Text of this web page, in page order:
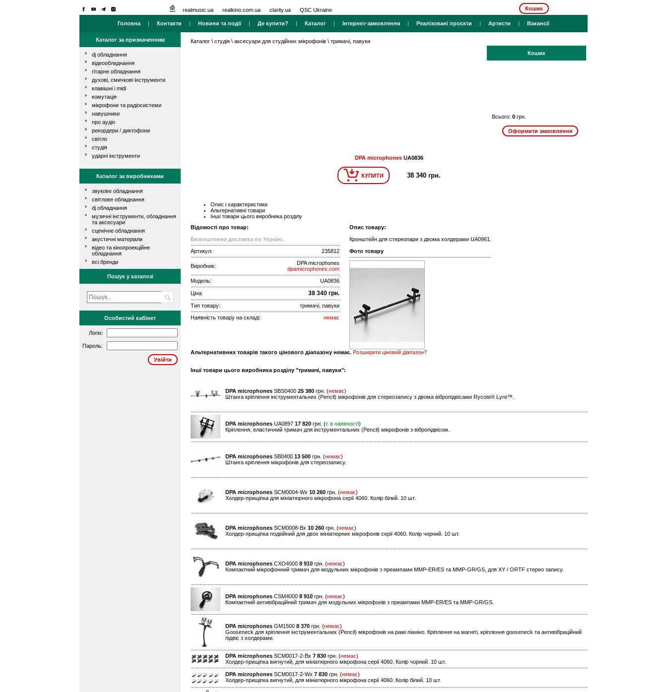
realmusic.ua realkino.com.ua clarity.ua QSC Ukraine Кошик
Головна | Контакти | Новини та події| Де купити? | Каталог | Інтернет-замовлення | Реалізовані проєкти | Артисти | Вакансії
Каталог за призначенням
dj обладнання
відеообладнання
гітарне обладнання
духові, смичкові інструменти
клавішні і midi
комутація
мікрофони та радіосистеми
навушники
про аудіо
рекордери / диктофони
світло
студія
ударні інструменти
Каталог за виробниками
звукове обладнання
світлове обладнання
dj обладнання
музичні інструменти, обладнання
та аксесуари
сценічне обладнання
акустичні матеріали
відео та кінопроекційне
обладнання
всі бренди
Пошук у каталозі
Особистий кабінет
Логін:
Пароль:
Каталог \ студія \ аксесуари для студійних мікрофонів \ тримачі, павуки
Кошик
Всього: 0 грн.
DPA microphones UA0836
КУПИТИ 38 340 грн.
Опис і характеристики
Альтернативні товари
Інші товари цього виробника розділу
Відомості про товар:
Безкоштовна доставка по Україні.
Артикул:
235812
Виробник:
DPA microphones
dpamicrophones.com
Модель:
UA0836
Ціна: 38 340 грн.
Тип товару:
тримачі, павуки
Наявність товару на складі:
немає
Опис товару:
Кронштейн для стереопари з двома холдерами UA0961.
Фото товару
Альтернативних товарів такого цінового діапазону немає. Розширити ціновий діапазон?
Інші товари цього виробника розділу "тримачі, павуки":
DPA microphones SBS0400 25 380 грн. (немає)
Штанга кріплення інструментальних (Pencil) мікрофонів для стереозапису з двома вібропідвісами Rycote® Lyre™.
DPA microphones UA0897 17 820 грн. (є в наявності)
Кріплення, еластичний тримач для інструментальних (Pencil) мікрофонів з вібропідвісом.
DPA microphones SB0400 13 500 грн. (немає)
Штанга кріплення мікрофонів для стереозапису.
DPA microphones SCM0004-Wx 10 260 грн. (немає)
Холдер-прищіпка для мініатюрного мікрофона серії 4060. Колір білий. 10 шт.
DPA microphones SCM0008-Bx 10 260 грн. (немає)
Холдер-прищіпка подвійний для двох мініатюрних мікрофонів серії 4060. Колір чорний. 10 шт.
DPA microphones CXO4000 8 910 грн. (немає)
Компактний мікрофонний тримач для модульних мікрофонів з преампами MMP-ER/ES та MMP-GR/GS, для XY / ORTF стерео запису.
DPA microphones CSM4000 8 910 грн. (немає)
Компактний антивібраційний тримач для модульних мікрофонів з преампами MMP-ER/ES та MMP-GR/GS.
DPA microphones GM1500 8 370 грн. (немає)
Gooseneck для кріплення інструментальних (Pencil) мікрофонів на рамі піаніно. Кріплення на магніті, кріплення gooseneck та антивібраційний
підвіс з холдерами.
DPA microphones SCM0017-2-Bx 7 830 грн. (немає)
Холдер-прищіпка вигнутий, для мініатюрного мікрофона серії 4060. Колір чорний. 10 шт.
DPA microphones SCM0017-2-Wx 7 830 грн. (немає)
Холдер-прищіпка вигнутий, для мініатюрного мікрофона серії 4060. Колір білий. 10 шт.